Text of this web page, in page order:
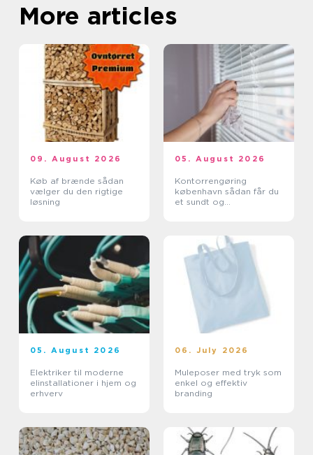
More articles
09. August 2026
Køb af brænde sådan
vælger du den rigtige
løsning
05. August 2026
Kontorrengøring
københavn sådan får du
et sundt og
05. August 2026
Elektriker til moderne
elinstallationer i hjem og
erhverv
06. July 2026
Muleposer med tryk som
enkel og effektiv
branding